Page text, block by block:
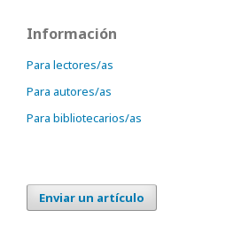
Información
Para lectores/as
Para autores/as
Para bibliotecarios/as
Enviar un artículo